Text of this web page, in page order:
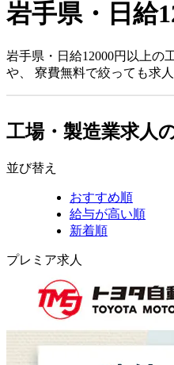
岩手県・日給
岩手県・日給12000円以上の
や、 寮費無料で絞っても求
工場・製造業求人
並び替え
おすすめ順
給与が高い順
新着順
プレミア求人